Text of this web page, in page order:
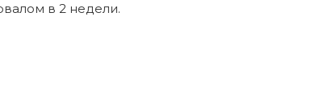
в 2 недели.